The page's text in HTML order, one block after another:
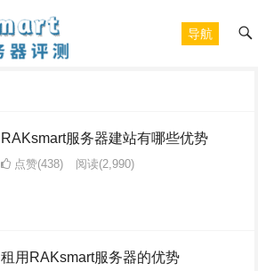
导航
RAKsmart服务器建站有哪些优势
点赞(438) 阅读(2,990)
租用RAKsmart服务器的优势